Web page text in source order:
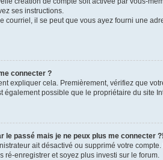
ses instructions.
courriel, il se peut que vous ayez fourni une
connecter ?
expliquer cela. Premièrement, vérifiez que
également possible que le propriétaire du site
le passé mais je ne peux plus me connecter ?!
ait désactivé ou supprimé votre
ré-enregistrer et soyez plus investi sur le forum.